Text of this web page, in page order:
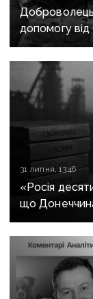
допомогу
руйнує
31 липня, 13:46
«Росія
що
історію